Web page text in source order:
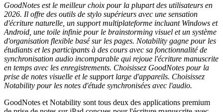
GoodNotes est le meilleur choix pour la plupart des utilisateurs en
2026. Il offre des outils de stylo supérieurs avec une sensation
d'écriture naturelle, un support multiplateforme incluant Windows et
Android, une toile infinie pour le brainstorming visuel et un système
d'organisation flexible basé sur les pages. Notability gagne pour les
étudiants et les participants à des cours avec sa fonctionnalité de
synchronisation audio incomparable qui rejoue l'écriture manuscrite
en temps avec les enregistrements. Choisissez GoodNotes pour la
prise de notes visuelle et le support large d'appareils. Choisissez
Notability pour les notes d'étude synchronisées avec l'audio.
GoodNotes et Notability sont tous deux des applications premium